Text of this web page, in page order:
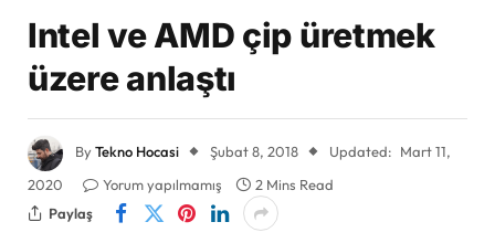
Intel ve AMD çip üretmek
üzere anlaştı
ByTekno Hocasi Şubat 8, 2018 Updated: Mart 11,
2020
Yorum yapılmamış
2 Mins Read
Paylaş